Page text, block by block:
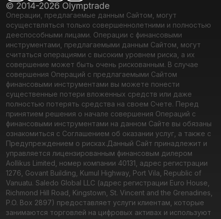
© 2014-2026 Olymptrade
Операции, предлагаемые данным Сайтом, могут
осуществляться только совершеннолетними и полностью
дееспособными лицами. Операции с финансовыми
инструментами, предлагаемыми данным Сайтом, могут
считаться операциями с высоким уровнем риска, а их
совершение может быть очень рискованным. В случае
совершения Операций с предлагаемыми Сайтом
финансовыми инструментами вы можете понести
существенные потери вложенных средств или даже
полностью потерять средства на своем Счете. Перед
принятием решения о начале совершения Операций с
финансовыми инструментами на данном Сайте вы обязаны
ознакомиться с Соглашением об оказании услуг, а также с
Предупреждением о рисках.Данный Сайт принадлежит и
управляется лицензированным финансовым дилером
Aollikus Limited, номер компании 40131, адрес регистрации
1276, Govant Building, Kumul Highway, Port Vila, Republic of
Vanuatu. Saledo Global LLC (адрес регистрации Euro House,
Richmond Hill Road, Kingstown, St. Vincent and the Grenadines,
P.O. Box 2897) предоставляет услуги клиентам, которые
занимаются торговлей на цифровых активах и используют